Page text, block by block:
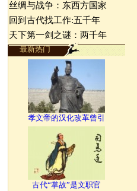
丝绸与战争：东西方国家
回到古代找工作:五千年
天下第一剑之谜：两千年
最新热门
孝文帝的汉化改革曾引
古代“掌故”是文职官